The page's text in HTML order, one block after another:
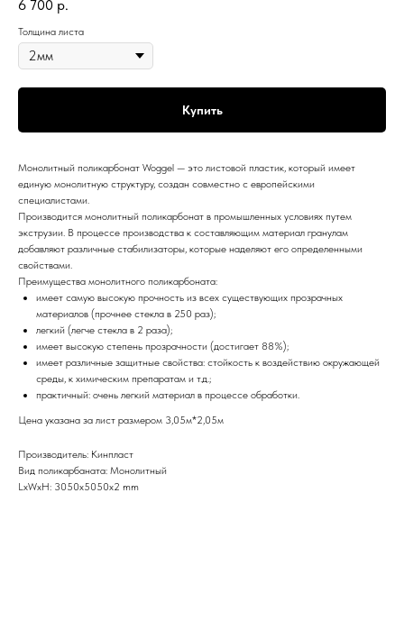
6 700 р.
Толщина листа
Купить
Монолитный поликарбонат Woggel — это листовой пластик, который имеет
единую монолитную структуру, создан совместно с европейскими
специалистами.
Производится монолитный поликарбонат в промышленных условиях путем
экструзии. В процессе производства к составляющим материал гранулам
добавляют различные стабилизаторы, которые наделяют его определенными
свойствами.
Преимущества монолитного поликарбоната:
имеет самую высокую прочность из всех существующих прозрачных
материалов (прочнее стекла в 250 раз);
легкий (легче стекла в 2 раза);
имеет высокую степень прозрачности (достигает 88%);
имеет различные защитные свойства: стойкость к воздействию окружающей
среды, к химическим препаратам и т.д.;
практичный: очень легкий материал в процессе обработки.
Цена указана за лист размером 3,05м*2,05м
Производитель: Кинпласт
Вид поликарбаната: Монолитный
LxWxH: 3050x5050x2 mm